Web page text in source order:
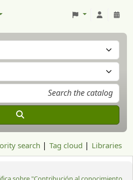
search Tag cloud Libraries